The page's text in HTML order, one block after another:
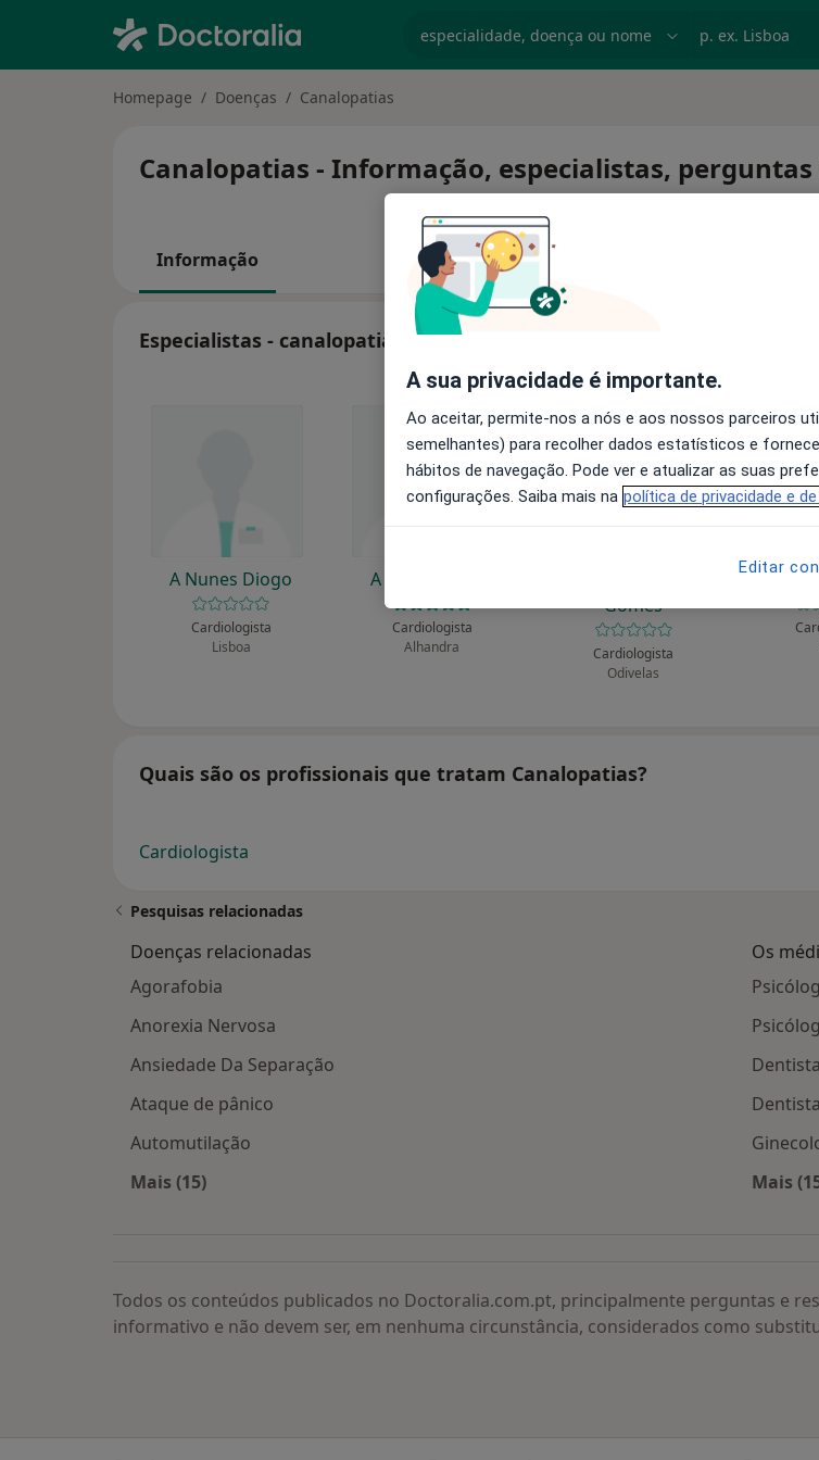
Homepage Doenças Canalopatias
Canalopatias - Informação, especialistas,
Informação
Especialistas - canalopatias
A Nunes Diogo
Cardiologista
Lisboa
A Nunes Diogo
Cardiologista
Alhandra
Gomes
Cardiologista
Odivelas
Quais são os profissionais que tratam Canalopatias?
Cardiologista
Pesquisas relacionadas
Doenças relacionadas
Agorafobia
Anorexia Nervosa
Ansiedade Da Separação
Ataque de pânico
Automutilação
Mais (15)
Os
Mais
Todos os conteúdos publicados no Doctoralia.com.pt, principalmente perguntas e
informativo e não devem ser, em nenhuma circunstância, considerados como
A sua privacidade é importante.
Ao aceitar, permite-nos a nós e aos nossos parceiros
semelhantes) para recolher dados estatísticos e
hábitos de navegação. Pode ver e atualizar as suas
configurações. Saiba mais na política de privacidade e
Editar